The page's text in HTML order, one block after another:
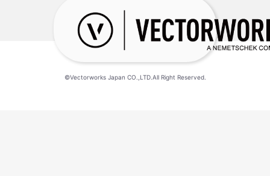
©Vectorworks Japan CO.,LTD.All Right Reserved.